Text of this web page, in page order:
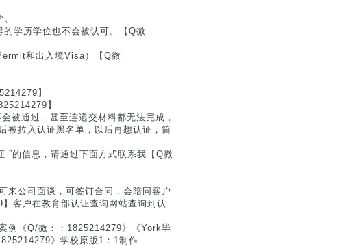
学历学位也不会被认可。【Q微
和出入境Visa）【Q微
】
】
被通过，甚至连递交材料都无法完成，
被拉入认证黑名单，以后再想认证，简
”的信息，请通过下面方式联系我【Q微
来公司面谈，可签订合同，会陪同客户
客户在教育部认证查询网站查询到认
例《Q/微：：1825214279》《York毕
》学校原版1：1制作